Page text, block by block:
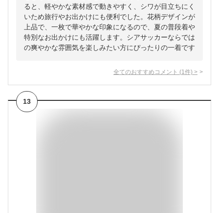
ると、軽やかな素材感で動きやすく、シワが目立ちにく
いため旅行やお出かけにも便利でした。花柄デザインが
上品で、一枚で華やかな印象になるので、夏の普段着や
特別なお出かけにも活躍します。シアサッカーならでは
の爽やかな雰囲気を楽しみたい方にぴったりの一着です
全てのおすすめコメント (1 件) >
13